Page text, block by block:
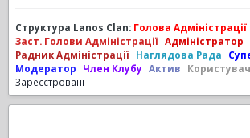
Структура Lanos Clan: Голова Адміністрації
Заст. Голови Адміністрації Адміністратор
Радник Адміністрації Наглядова Рада
Модератор
Член Клубу Актив Користувач
Зареєстровані